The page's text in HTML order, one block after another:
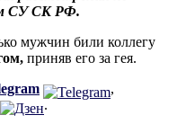
СУ СК РФ.
мужчин били коллегу
, приняв его за гея.
,
.